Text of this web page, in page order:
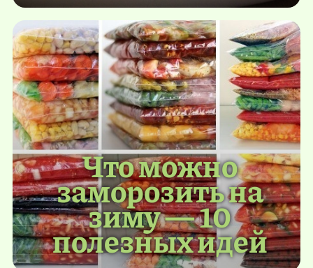
Что можно
заморозить на
зиму — 10
полезных идей